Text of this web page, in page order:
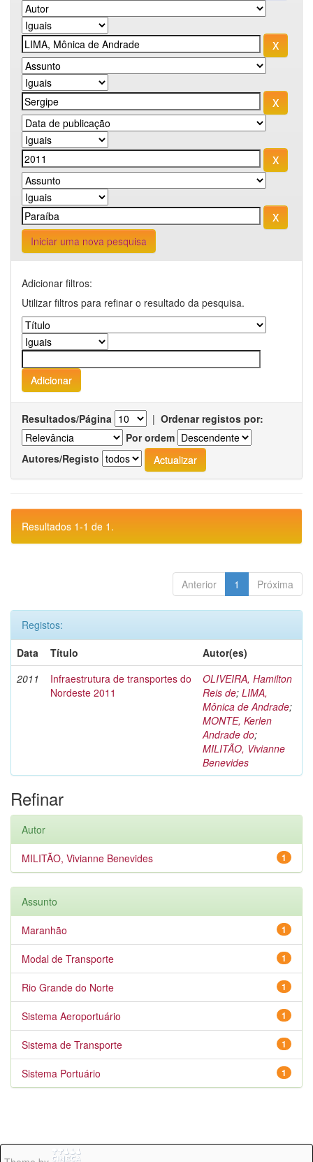
Iniciar uma nova pesquisa
Adicionar filtros:
Utilizar filtros para refinar o resultado da pesquisa.
Resultados/Página | Ordenar registos por:
Por ordem
Autores/Registo
Resultados 1-1 de 1.
Anterior 1 Próxima
Registos:
Data
Título
Autor(es)
2011
Infraestrutura de transportes do
Nordeste 2011
OLIVEIRA, Hamilton
Reis de; LIMA,
Mônica de Andrade;
MONTE, Kerlen
Andrade do;
MILITÃO, Vivianne
Benevides
Refinar
Autor
1
MILITÃO, Vivianne Benevides
Assunto
1
Maranhão
1
Modal de Transporte
1
Rio Grande do Norte
1
Sistema Aeroportuário
1
Sistema de Transporte
1
Sistema Portuário